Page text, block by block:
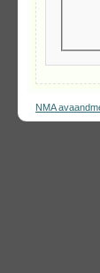
NMA